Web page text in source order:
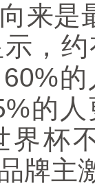
来是
，
的
界杯
牌主